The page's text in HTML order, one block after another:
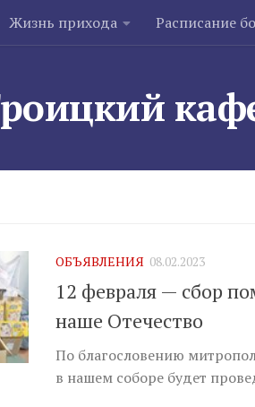
Жизнь прихода Расписание
ОБЪЯВЛЕНИЯ 08.02.2023
12 февраля — сбор
наше Отечество
По благословению
в нашем соборе будет